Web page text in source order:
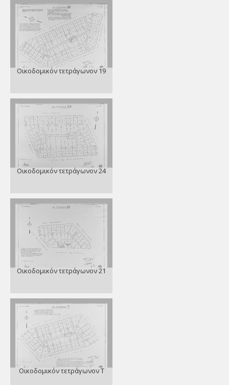
Οικοδομικόν τετράγωνον 19
Οικοδομικόν τετράγωνον 24
Οικοδομικόν τετράγωνον 21
Οικοδομικόν τετράγωνον Τ